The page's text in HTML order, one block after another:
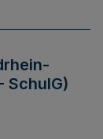
SchulG)